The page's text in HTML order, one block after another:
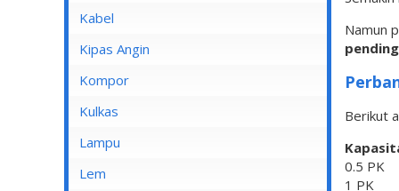
Namun
Berikut
0.5 PK
1 PK
Kabel
Inbow/Outbow T Dus
Kabel Aksesoris
Kabel Antena
Kabel BC
Kipas Angin
Kipas Angin Berdiri
Kipas Angin Dinding
Kipas Angin Duduk
Kipas Angin Gantung
Kompor
Kompor Rinnai
Kulkas
LG
POLYTRON
Lampu
Fitting Lampu
Lem